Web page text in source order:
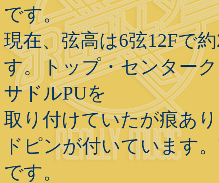
です。
現在、弦高は6弦12Fで
す。トップ・センター
サドルPUを
取り付けていたが痕あ
ドピンが付いています
です。